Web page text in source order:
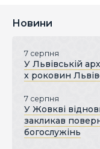
Новини
7 серпня
У Львівській
х роковин
7 серпня
У Жовкві
закликав
богослужінь